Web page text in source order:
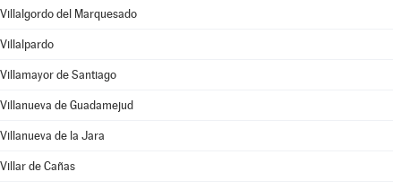
Villalgordo del Marquesado
Villalpardo
Villamayor de Santiago
Villanueva de Guadamejud
Villanueva de la Jara
Villar de Cañas